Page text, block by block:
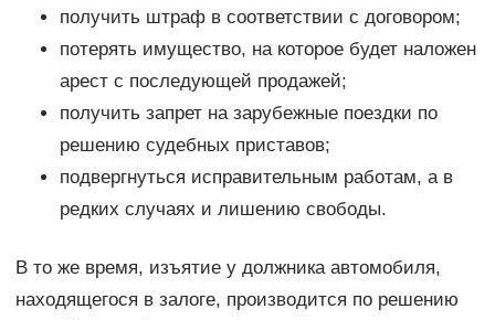
получить штраф в соответствии с договором;
потерять имущество, на которое будет наложен
арест с последующей продажей;
получить запрет на зарубежные поездки по
решению судебных приставов;
подвергнуться исправительным работам, а в
редких случаях и лишению свободы.
В то же время, изъятие у должника автомобиля,
находящегося в залоге, производится по решению